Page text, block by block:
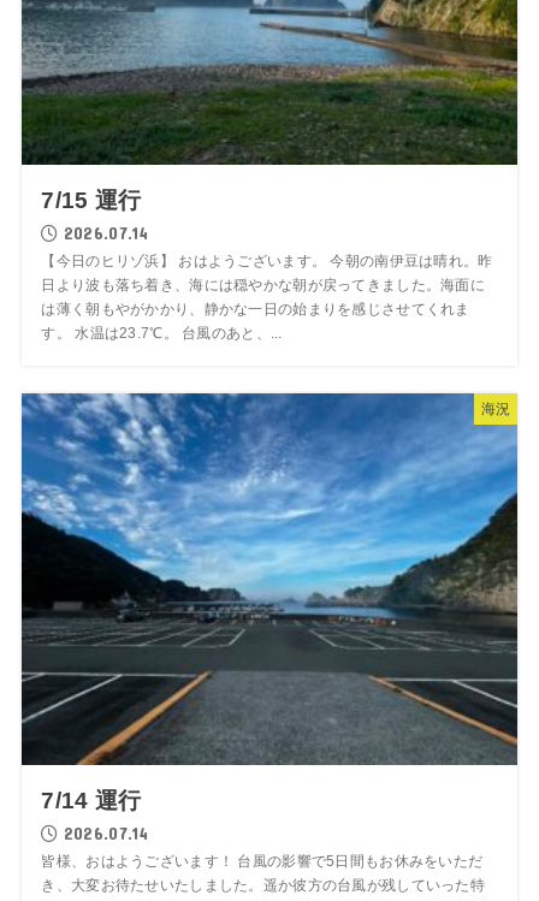
7/15 運行
2026.07.14
【今日のヒリゾ浜】 おはようございます。 今朝の南伊豆は晴れ。昨
日より波も落ち着き、海には穏やかな朝が戻ってきました。海面に
は薄く朝もやがかかり、静かな一日の始まりを感じさせてくれま
す。 水温は23.7℃。 台風のあと、...
海況
7/14 運行
2026.07.14
皆様、おはようございます！ 台風の影響で5日間もお休みをいただ
き、大変お待たせいたしました。遥か彼方の台風が残していった特